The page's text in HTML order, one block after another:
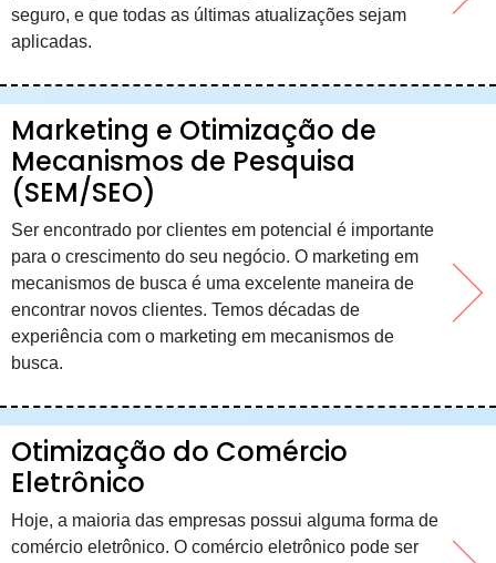
seguro, e que todas as últimas atualizações sejam
aplicadas.
Marketing e Otimização de
Mecanismos de Pesquisa
(SEM/SEO)
Ser encontrado por clientes em potencial é importante
para o crescimento do seu negócio. O marketing em
mecanismos de busca é uma excelente maneira de
encontrar novos clientes. Temos décadas de
experiência com o marketing em mecanismos de
busca.
Otimização do Comércio
Eletrônico
Hoje, a maioria das empresas possui alguma forma de
comércio eletrônico. O comércio eletrônico pode ser